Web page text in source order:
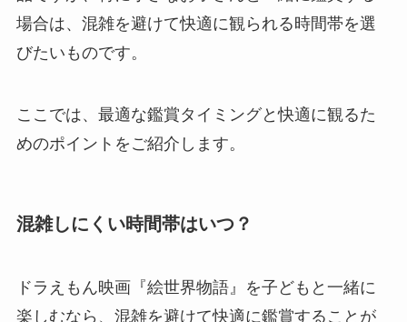
場合は、混雑を避けて快適に観られる時間帯を選
びたいものです。
ここでは、最適な鑑賞タイミングと快適に観るた
めのポイントをご紹介します。
混雑しにくい時間帯はいつ？
ドラえもん映画『絵世界物語』を子どもと一緒に
楽しむなら、混雑を避けて快適に鑑賞することが